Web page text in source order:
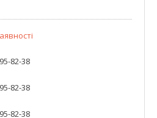
82-38
82-38
82-38